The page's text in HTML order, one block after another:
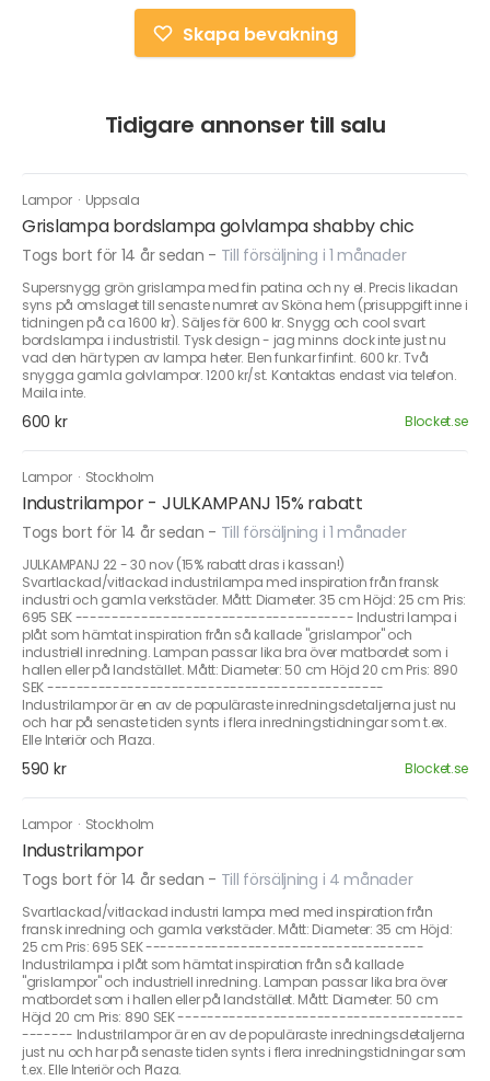
Skapa bevakning
Tidigare annonser till salu
Lampor · Uppsala
Grislampa bordslampa golvlampa shabby chic
Togs bort för 14 år sedan - Till försäljning i 1 månader
Supersnygg grön grislampa med fin patina och ny el. Precis likadan
syns på omslaget till senaste numret av Sköna hem (prisuppgift inne i
tidningen på ca 1600 kr). Säljes för 600 kr. Snygg och cool svart
bordslampa i industristil. Tysk design - jag minns dock inte just nu
vad den här typen av lampa heter. Elen funkar finfint. 600 kr. Två
snygga gamla golvlampor. 1200 kr/st. Kontaktas endast via telefon.
Maila inte.
600 kr Blocket.se
Lampor · Stockholm
Industrilampor - JULKAMPANJ 15% rabatt
Togs bort för 14 år sedan - Till försäljning i 1 månader
JULKAMPANJ 22 - 30 nov (15% rabatt dras i kassan!)
Svartlackad/vitlackad industrilampa med inspiration från fransk
industri och gamla verkstäder. Mått: Diameter: 35 cm Höjd: 25 cm Pris:
695 SEK -------------------------------------- Industri lampa i
plåt som hämtat inspiration från så kallade "grislampor" och
industriell inredning. Lampan passar lika bra över matbordet som i
hallen eller på landstället. Mått: Diameter: 50 cm Höjd 20 cm Pris: 890
SEK ----------------------------------------------
Industrilampor är en av de populäraste inredningsdetaljerna just nu
och har på senaste tiden synts i flera inredningstidningar som t.ex.
Elle Interiör och Plaza.
590 kr Blocket.se
Lampor · Stockholm
Industrilampor
Togs bort för 14 år sedan - Till försäljning i 4 månader
Svartlackad/vitlackad industri lampa med med inspiration från
fransk inredning och gamla verkstäder. Mått: Diameter: 35 cm Höjd:
25 cm Pris: 695 SEK --------------------------------------
Industrilampa i plåt som hämtat inspiration från så kallade
"grislampor" och industriell inredning. Lampan passar lika bra över
matbordet som i hallen eller på landstället. Mått: Diameter: 50 cm
Höjd 20 cm Pris: 890 SEK ---------------------------------------
------- Industrilampor är en av de populäraste inredningsdetaljerna
just nu och har på senaste tiden synts i flera inredningstidningar som
t.ex. Elle Interiör och Plaza.